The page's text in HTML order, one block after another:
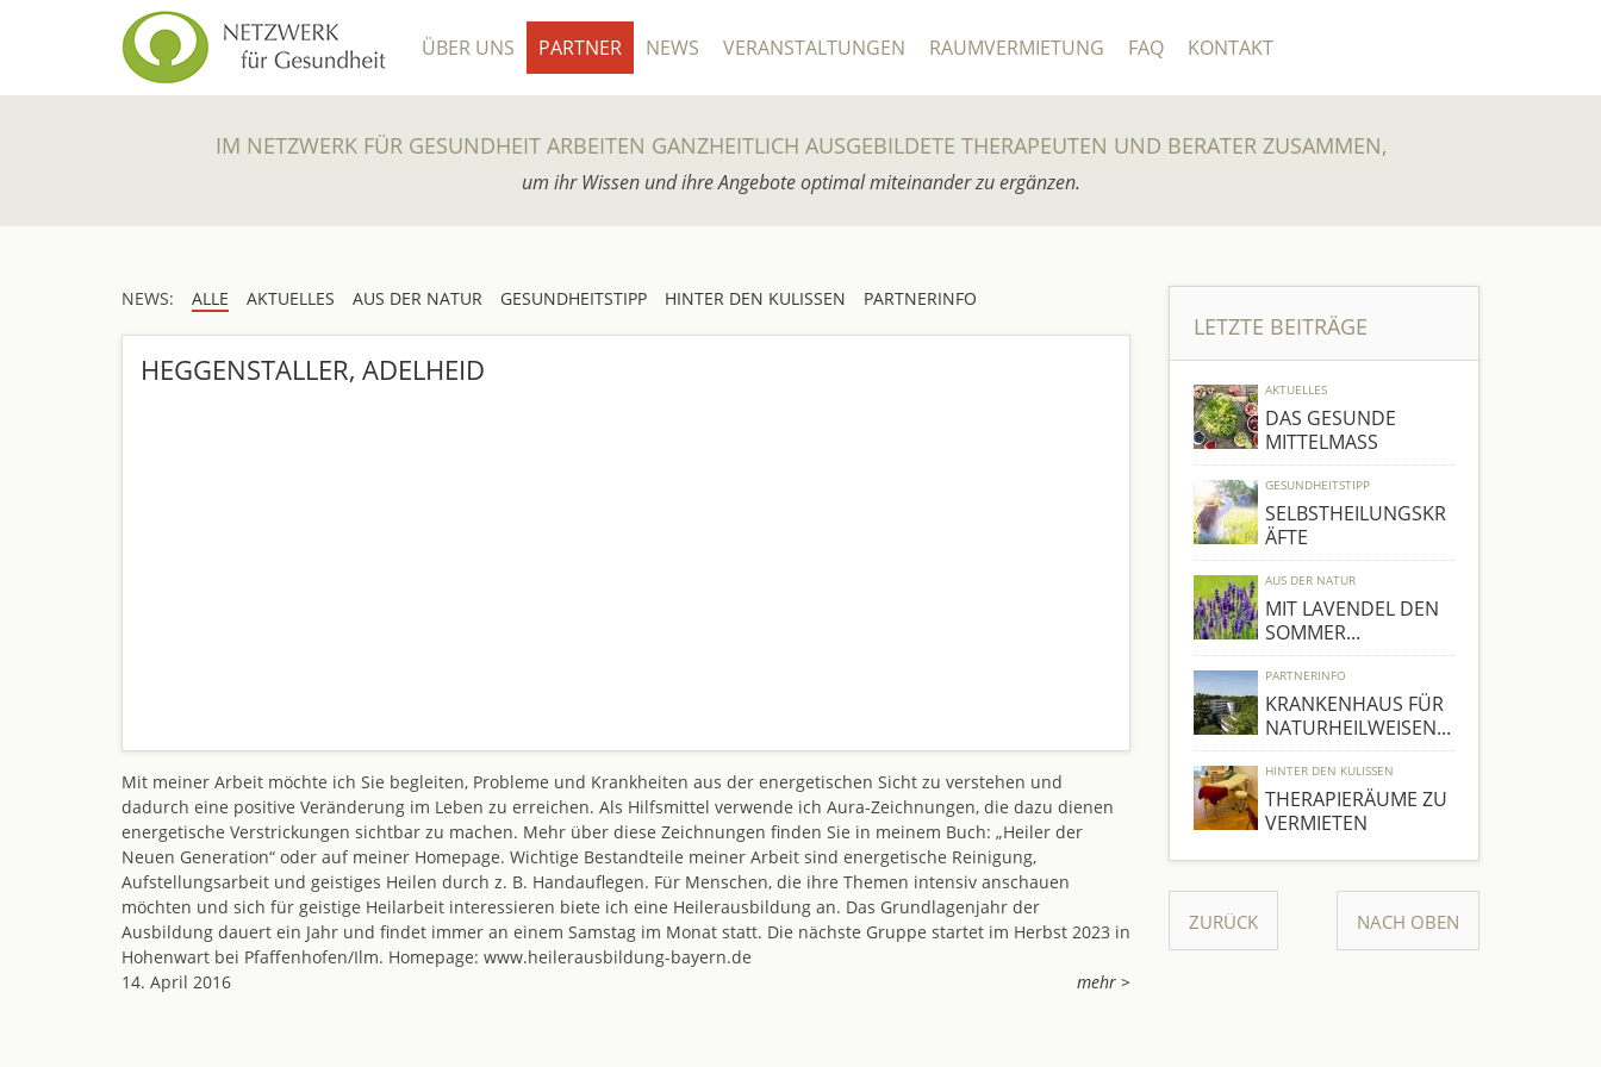
ÜBER UNS PARTNER NEWS VERANSTALTUNGEN RAUMVERMIETUNG FAQ KONTAKT
IM NETZWERK FÜR GESUNDHEIT ARBEITEN GANZHEITLICH AUSGEBILDETE THERAPEUTEN UND BERATER ZUSAMMEN,
um ihr Wissen und ihre Angebote optimal miteinander zu ergänzen.
NEWS: ALLE AKTUELLES AUS DER NATUR GESUNDHEITSTIPP HINTER DEN KULISSEN PARTNERINFO
HEGGENSTALLER, ADELHEID
Mit meiner Arbeit möchte ich Sie begleiten, Probleme und Krankheiten aus der energetischen Sicht zu verstehen und
dadurch eine positive Veränderung im Leben zu erreichen. Als Hilfsmittel verwende ich Aura-Zeichnungen, die dazu dienen
energetische Verstrickungen sichtbar zu machen. Mehr über diese Zeichnungen finden Sie in meinem Buch: „Heiler der
Neuen Generation“ oder auf meiner Homepage. Wichtige Bestandteile meiner Arbeit sind energetische Reinigung,
Aufstellungsarbeit und geistiges Heilen durch z. B. Handauflegen. Für Menschen, die ihre Themen intensiv anschauen
möchten und sich für geistige Heilarbeit interessieren biete ich eine Heilerausbildung an. Das Grundlagenjahr der
Ausbildung dauert ein Jahr und findet immer an einem Samstag im Monat statt. Die nächste Gruppe startet im Herbst 2023 in
Hohenwart bei Pfaffenhofen/Ilm. Homepage: www.heilerausbildung-bayern.de
14. April 2016
mehr >
LETZTE BEITRÄGE
AKTUELLES
DAS GESUNDE
MITTELMASS
GESUNDHEITSTIPP
SELBSTHEILUNGSKR
ÄFTE
AUS DER NATUR
MIT LAVENDEL DEN
SOMMER...
PARTNERINFO
KRANKENHAUS FÜR
NATURHEILWEISEN...
HINTER DEN KULISSEN
THERAPIERÄUME ZU
VERMIETEN
NACH OBEN
ZURÜCK